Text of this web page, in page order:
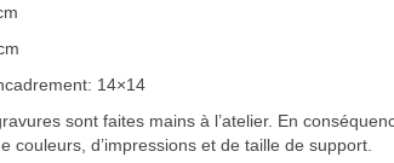
14×14
sont faites mains à l’atelier. En
couleurs, d’impressions et de taille de support.